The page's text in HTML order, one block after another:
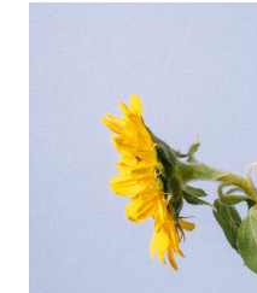
届いたお花に元気
もし届いたお花に「
あった場合は、些細
ださい。ご返金にて